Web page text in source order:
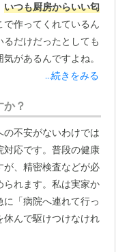
いつも厨房からいい匂
作ってくれているん
だけだったとしても
があるんですよね。
いただくものだから
人にとっても私たち
点です。施設長さんを
懸命に対応してくだ
齢者住宅なので、も
た。でも実際は、と
ことが多いです。
...続きをみる
か？
の不安がないわけでは
応です。普段の健康
、精密検査などが必
れます。私は実家か
「病院へ連れて行っ
休んで駆けつけなけれ